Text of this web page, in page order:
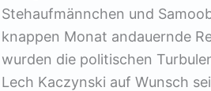
Stehaufmännchen und
knappen Monat andauernde
wurden die politischen
Lech Kaczynski auf Wunsch